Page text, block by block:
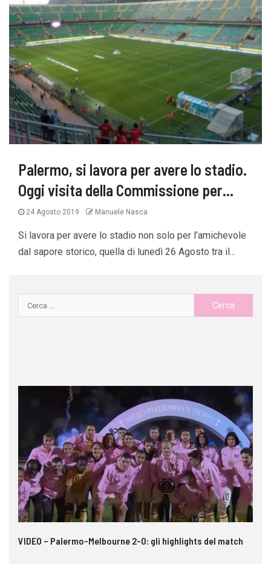
Palermo, si lavora per avere lo stadio.
Oggi visita della Commissione per…
24 Agosto 2019 Manuele Nasca
Si lavora per avere lo stadio non solo per l'amichevole
dal sapore storico, quella di lunedì 26 Agosto tra il...
VIDEO – Palermo-Melbourne 2-0: gli highlights del match